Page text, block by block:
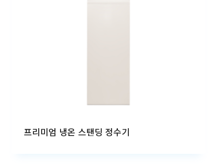
프리미엄 냉온 스탠딩 정수기